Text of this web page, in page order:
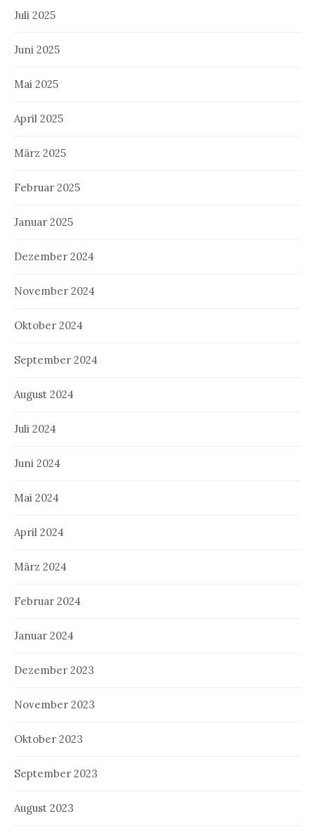
Juli 2025
Juni 2025
Mai 2025
April 2025
März 2025
Februar 2025
Januar 2025
Dezember 2024
November 2024
Oktober 2024
September 2024
August 2024
Juli 2024
Juni 2024
Mai 2024
April 2024
März 2024
Februar 2024
Januar 2024
Dezember 2023
November 2023
Oktober 2023
September 2023
August 2023